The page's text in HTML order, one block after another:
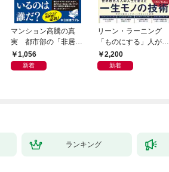
マンション高騰の真
実 都市部の「非居住
化」が街を壊す
1,056
新着
リーン・ラーニング
「ものにする」人が自
然とやっている 最小の
インプットで最大の成
2,200
新着
ランキング